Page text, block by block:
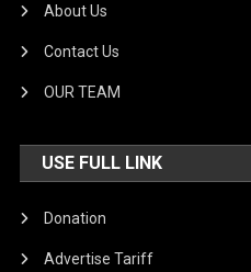
About Us
Contact Us
OUR TEAM
USE FULL LINK
Donation
Advertise Tariff